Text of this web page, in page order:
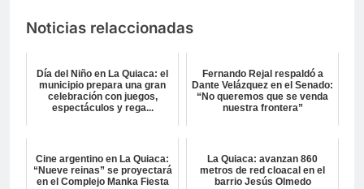
Noticias relaccionadas
Día del Niño en La Quiaca: el
municipio prepara una gran
celebración con juegos,
espectáculos y rega...
Fernando Rejal respaldó a
Dante Velázquez en el Senado:
“No queremos que se venda
nuestra frontera”
Cine argentino en La Quiaca:
“Nueve reinas” se proyectará
en el Complejo Manka Fiesta
La Quiaca: avanzan 860
metros de red cloacal en el
barrio Jesús Olmedo